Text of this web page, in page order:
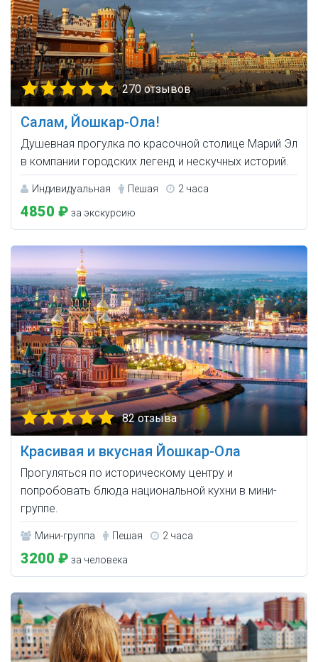
270 отзывов
Салам, Йошкар-Ола!
Душевная прогулка по красочной столице Марий Эл
в компании городских легенд и нескучных историй.
Индивидуальная Пешая 2 часа
4850 ₽ за экскурсию
82 отзыва
Красивая и вкусная Йошкар-Ола
Прогуляться по историческому центру и
попробовать блюда национальной кухни в мини-
группе.
Мини-группа Пешая 2 часа
3200 ₽ за человека